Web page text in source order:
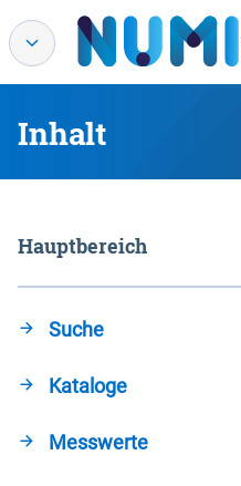
Inhalt
Hauptbereich
Suche
Kataloge
Messwerte